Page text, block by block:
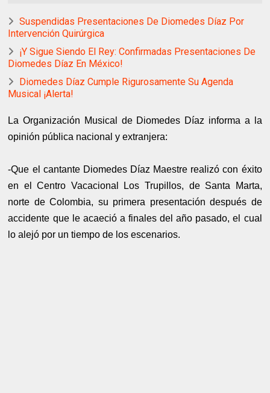
Suspendidas Presentaciones De Diomedes Díaz Por
Intervención Quirúrgica
¡Y Sigue Siendo El Rey: Confirmadas Presentaciones De
Diomedes Díaz En México!
Diomedes Díaz Cumple Rigurosamente Su Agenda
Musical ¡Alerta!
La Organización Musical de Diomedes Díaz informa a la
opinión pública nacional y extranjera:
-Que el cantante Diomedes Díaz Maestre realizó con éxito
en el Centro Vacacional Los Trupillos, de Santa Marta,
norte de Colombia, su primera presentación después de
accidente que le acaeció a finales del año pasado, el cual
lo alejó por un tiempo de los escenarios.